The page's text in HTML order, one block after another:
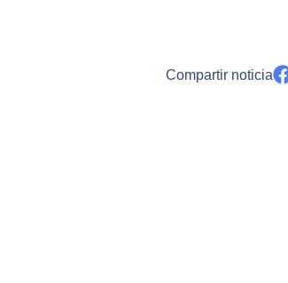
Compartir noticia